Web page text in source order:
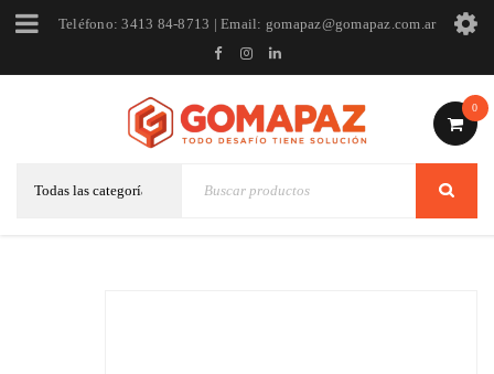
Teléfono: 3413 84-8713 | Email: gomapaz@gomapaz.com.ar
0